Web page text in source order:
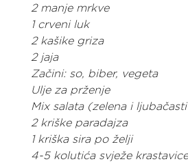
2 manje mrkve
1 crveni luk
2 kašike griza
2 jaja
Začini: so, biber, vegeta
Ulje za prženje
Mix salata (zelena i
2 kriške paradajza
1 kriška sira po želji
4-5 kolutića svježe krastavice